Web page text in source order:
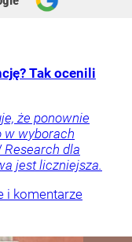
Tak ocenili
że ponownie
w wyborach
dla
jest liczniejsza.
i komentarze